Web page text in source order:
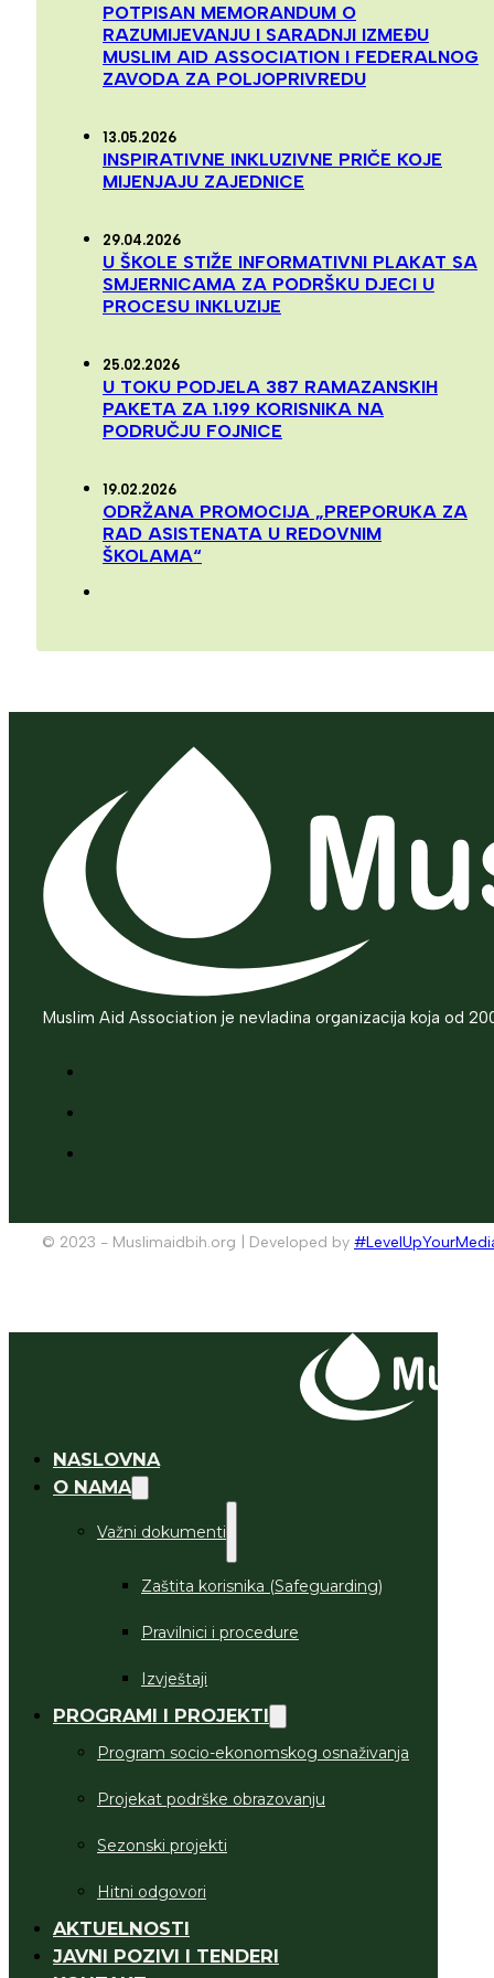
POTPISAN MEMORANDUM O
RAZUMIJEVANJU I SARADNJI IZMEĐU
MUSLIM AID ASSOCIATION I FEDERALNOG
ZAVODA ZA POLJOPRIVREDU
13.05.2026
INSPIRATIVNE INKLUZIVNE PRIČE KOJE
MIJENJAJU ZAJEDNICE
29.04.2026
U ŠKOLE STIŽE INFORMATIVNI PLAKAT SA
SMJERNICAMA ZA PODRŠKU DJECI U
PROCESU INKLUZIJE
25.02.2026
U TOKU PODJELA 387 RAMAZANSKIH
PAKETA ZA 1.199 KORISNIKA NA
PODRUČJU FOJNICE
19.02.2026
ODRŽANA PROMOCIJA „PREPORUKA ZA
RAD ASISTENATA U REDOVNIM
ŠKOLAMA“
Muslim Aid Association je nevladina organizacija koja od
© 2023 - Muslimaidbih.org | Developed by
NASLOVNA
O NAMA
Važni dokumenti
Zaštita korisnika (Safeguarding)
Pravilnici i procedure
Izvještaji
PROGRAMI I PROJEKTI
Program socio-ekonomskog osnaživanja
Projekat podrške obrazovanju
Sezonski projekti
Hitni odgovori
AKTUELNOSTI
JAVNI POZIVI I TENDERI